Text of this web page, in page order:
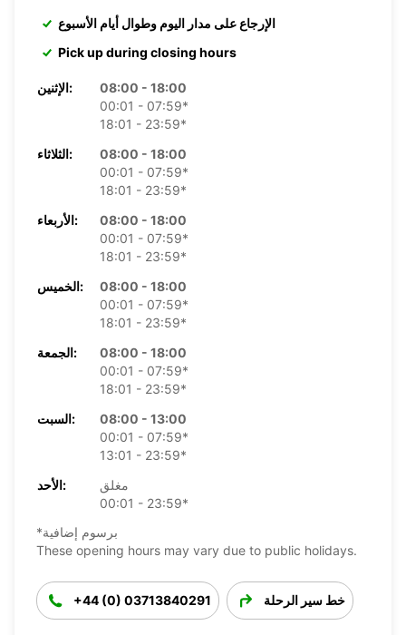
الإرجاع على مدار اليوم وطوال أيام الأسبوع
Pick up during closing hours
الإثنين:
08:00 - 18:00
00:01 - 07:59*
18:01 - 23:59*
الثلاثاء:
08:00 - 18:00
00:01 - 07:59*
18:01 - 23:59*
الأربعاء:
08:00 - 18:00
00:01 - 07:59*
18:01 - 23:59*
الخميس:
08:00 - 18:00
00:01 - 07:59*
18:01 - 23:59*
الجمعة:
08:00 - 18:00
00:01 - 07:59*
18:01 - 23:59*
السبت:
08:00 - 13:00
00:01 - 07:59*
13:01 - 23:59*
الأحد:
مغلق
00:01 - 23:59*
*برسوم إضافية
These opening hours may vary due to public holidays.
+44 (0) 03713840291 خط سير الرحلة